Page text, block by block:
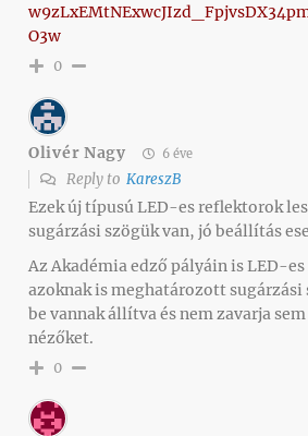
O3w
0
Olivér Nagy 6 éve
Reply to KareszB
Ezek új típusú LED-es reflektorok
sugárzási szögük van, jó beállítás
Az Akadémia edző pályáin is LED-
azoknak is meghatározott sugárzási
be vannak állítva és nem zavarja
nézőket.
0